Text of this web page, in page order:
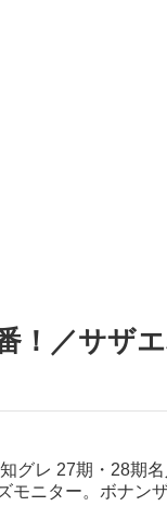
！／サザ
知グレ 27期・28期
モニター。ボナン